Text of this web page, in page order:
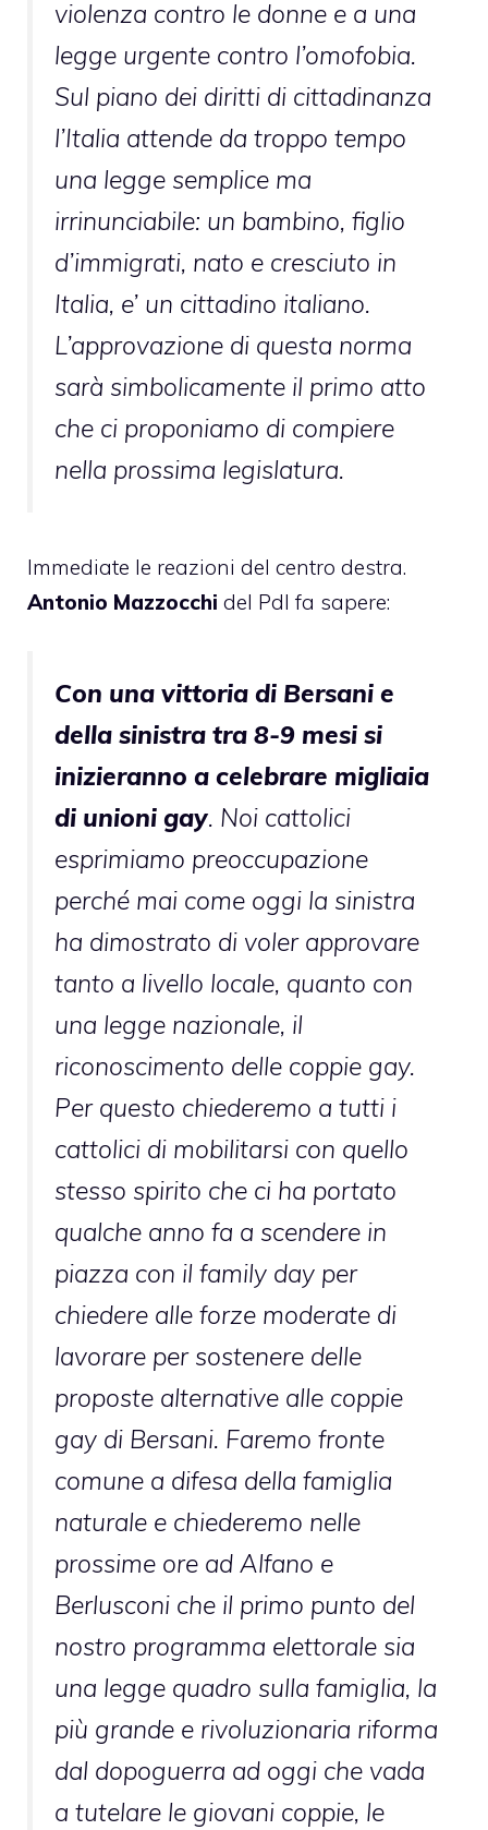
violenza contro le donne e a una
legge urgente contro l’omofobia.
Sul piano dei diritti di cittadinanza
l’Italia attende da troppo tempo
una legge semplice ma
irrinunciabile: un bambino, figlio
d’immigrati, nato e cresciuto in
Italia, e’ un cittadino italiano.
L’approvazione di questa norma
sarà simbolicamente il primo atto
che ci proponiamo di compiere
nella prossima legislatura.
Immediate le reazioni del centro destra.
Antonio Mazzocchi del Pdl fa sapere:
Con una vittoria di Bersani e
della sinistra tra 8-9 mesi si
inizieranno a celebrare migliaia
di unioni gay. Noi cattolici
esprimiamo preoccupazione
perché mai come oggi la sinistra
ha dimostrato di voler approvare
tanto a livello locale, quanto con
una legge nazionale, il
riconoscimento delle coppie gay.
Per questo chiederemo a tutti i
cattolici di mobilitarsi con quello
stesso spirito che ci ha portato
qualche anno fa a scendere in
piazza con il family day per
chiedere alle forze moderate di
lavorare per sostenere delle
proposte alternative alle coppie
gay di Bersani. Faremo fronte
comune a difesa della famiglia
naturale e chiederemo nelle
prossime ore ad Alfano e
Berlusconi che il primo punto del
nostro programma elettorale sia
una legge quadro sulla famiglia, la
più grande e rivoluzionaria riforma
dal dopoguerra ad oggi che vada
a tutelare le giovani coppie, le